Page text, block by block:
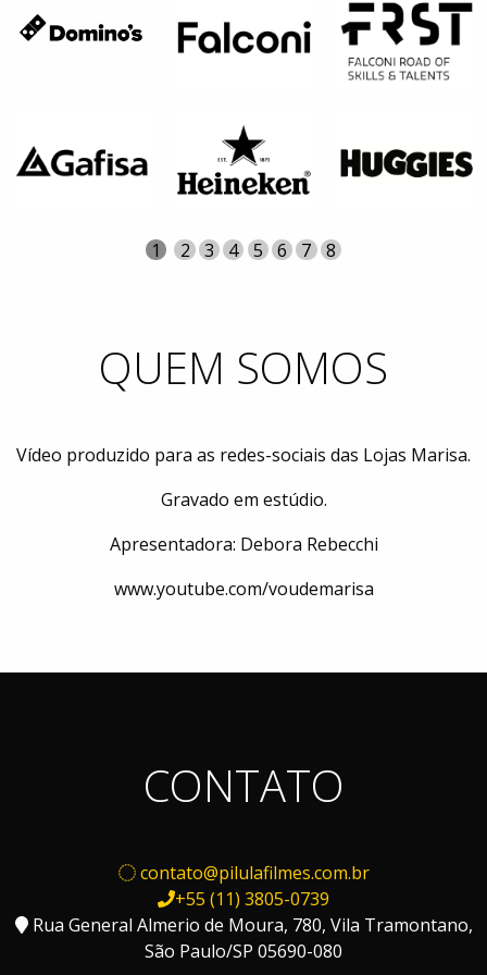
Página
Atual
1 Página
2 Página
3 Página
4 Página
5 Página
6 Página
7 Página
8
QUEM SOMOS
Vídeo produzido para as redes-sociais das Lojas Marisa.
Gravado em estúdio.
Apresentadora: Debora Rebecchi
www.youtube.com/voudemarisa
CONTATO
contato@pilulafilmes.com.br
+55 (11) 3805-0739
Rua General Almerio de Moura, 780, Vila Tramontano,
São Paulo/SP 05690-080